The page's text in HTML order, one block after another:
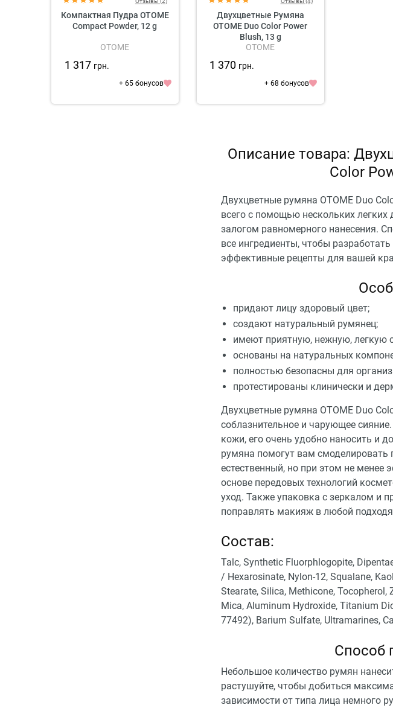
Компактная Пудра OTOME
Compact Powder, 12 g
OTOME
1 317 грн.
+ 65 бонусов
Двухцветные Румяна
OTOME Duo Color Power
Blush, 13 g
OTOME
1 370 грн.
+ 68 бонусов
Описание товара:
Color
Двухцветные румяна OTOME Duo
всего с помощью нескольких легких
залогом равномерного нанесения.
все ингредиенты, чтобы
эффективные рецепты для вашей
придают лицу здоровый цвет;
создают натуральный румянец;
имеют приятную, нежную, легкую
основаны на натуральных
полностью безопасны для
протестированы клинически и
Двухцветные румяна OTOME Duo
соблазнительное и чарующее
кожи, его очень удобно наносить и
румяна помогут вам
естественный, но при этом не
основе передовых технологий
уход. Также упаковка с зеркалом и
поправлять макияж в любой
Состав:
Talc, Synthetic Fluorphlogopite,
/ Hexarosinate, Nylon-12, Squalane,
Stearate, Silica, Methicone,
Mica, Aluminum Hydroxide, Titanium
77492), Barium Sulfate, Ultramarines,
Способ
Небольшое количество румян
растушуйте, чтобы добиться
зависимости от типа лица немного